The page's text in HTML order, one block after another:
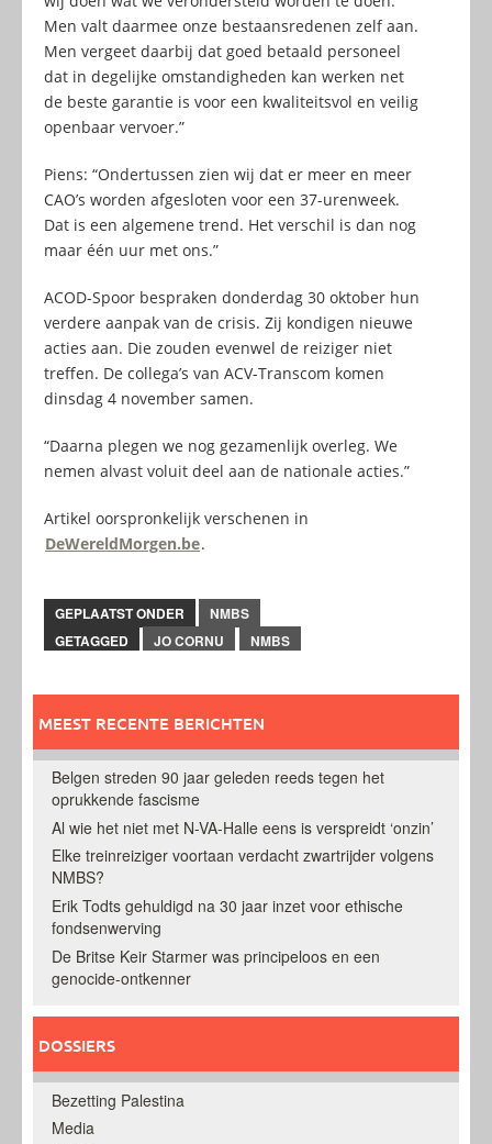
Men valt daarmee onze bestaansredenen zelf aan.
Men vergeet daarbij dat goed betaald personeel
dat in degelijke omstandigheden kan werken net
de beste garantie is voor een kwaliteitsvol en veilig
openbaar vervoer.”
Piens: “Ondertussen zien wij dat er meer en meer
CAO’s worden afgesloten voor een 37-urenweek.
Dat is een algemene trend. Het verschil is dan nog
maar één uur met ons.”
ACOD-Spoor bespraken donderdag 30 oktober hun
verdere aanpak van de crisis. Zij kondigen nieuwe
acties aan. Die zouden evenwel de reiziger niet
treffen. De collega’s van ACV-Transcom komen
dinsdag 4 november samen.
“Daarna plegen we nog gezamenlijk overleg. We
nemen alvast voluit deel aan de nationale acties.”
Artikel oorspronkelijk verschenen in
DeWereldMorgen.be.
GEPLAATST ONDER
NMBS
GETAGGED
JO CORNU NMBS
MEEST RECENTE BERICHTEN
Belgen streden 90 jaar geleden reeds tegen het
oprukkende fascisme
Al wie het niet met N-VA-Halle eens is verspreidt ‘onzin’
Elke treinreiziger voortaan verdacht zwartrijder volgens
NMBS?
Erik Todts gehuldigd na 30 jaar inzet voor ethische
fondsenwerving
De Britse Keir Starmer was principeloos en een
genocide-ontkenner
DOSSIERS
Bezetting Palestina
Media